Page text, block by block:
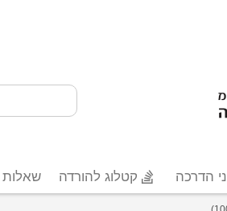
הדרכה קטלוג להורדה שאלות